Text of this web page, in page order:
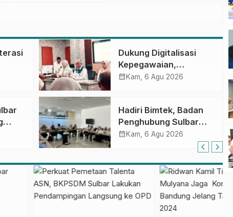
Dukung Digitalisasi
Kepegawaian,
DPMPTSP Sulbar Siap
calendar_month Kam, 6 Agu 2026
Hadiri Bimtek, Badan
Penghubung Sulbar
Tingkatkan
Kompetensi ASN dalam
PPN Gunakan Aplikasi
Coretax
calendar_month Kam, 6 Agu 2026